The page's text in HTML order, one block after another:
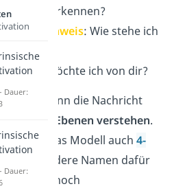
zu erkennen?
: Wie stehe ich
:Was möchte ich von dir?
kann die Nachricht
auf vier Ebenen verstehen.
heißt das Modell auch 4-
Andere Namen dafür
Beispiel noch
Dauer:
Dauer: